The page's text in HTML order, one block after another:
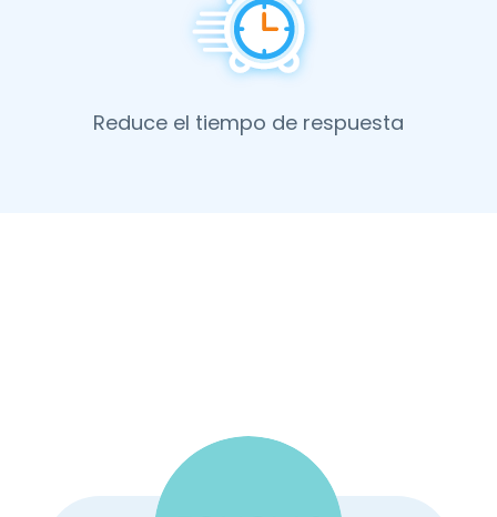
Reduce el tiempo de respuesta